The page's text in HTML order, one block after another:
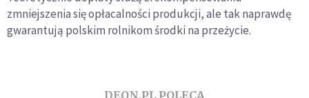
zmniejszenia się opłacalności produkcji, ale tak naprawdę
gwarantują polskim rolnikom środki na przeżycie.
DEON.PL POLECA